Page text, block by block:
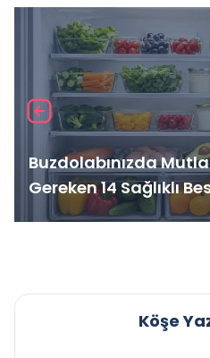
Buzdolabınızda
Gereken 14 Sağlıklı
Köşe